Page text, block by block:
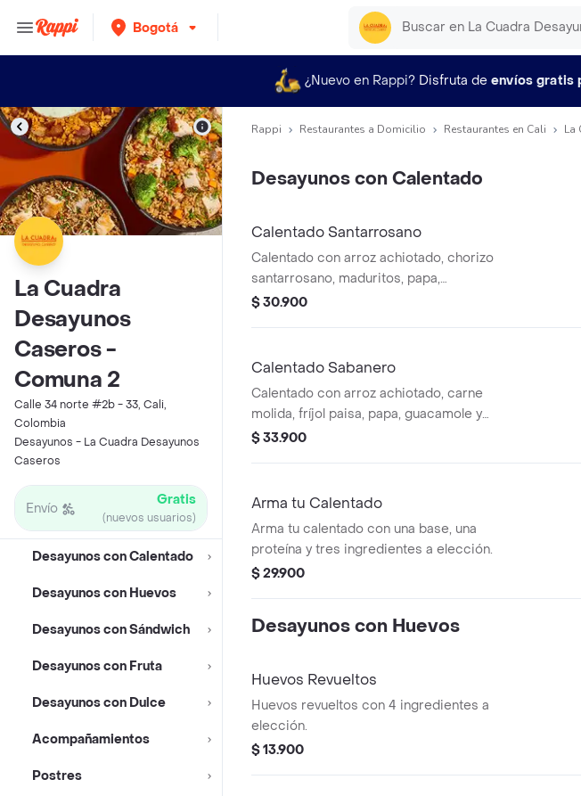
Bogotá
¿Nuevo en Rappi? Disfruta de envíos gratis
La Cuadra
Desayunos
Caseros -
Comuna 2
Calle 34 norte #2b - 33, Cali,
Colombia
Desayunos - La Cuadra Desayunos
Caseros
Envío Gratis
(nuevos usuarios)
Desayunos con Calentado
Desayunos con Huevos
Desayunos con Sándwich
Desayunos con Fruta
Desayunos con Dulce
Acompañamientos
Postres
Rappi Restaurantes a Domicilio Restaurantes en Cali La
Desayunos con Calentado
Calentado Santarrosano
Calentado con arroz achiotado, chorizo
santarrosano, maduritos, papa,
guacamole y cilantro.
$ 30.900
Calentado Sabanero
Calentado con arroz achiotado, carne
molida, fríjol paisa, papa, guacamole y
cilantro.
$ 33.900
Arma tu Calentado
Arma tu calentado con una base, una
proteína y tres ingredientes a elección.
$ 29.900
Desayunos con Huevos
Huevos Revueltos
Huevos revueltos con 4 ingredientes a
elección.
$ 13.900